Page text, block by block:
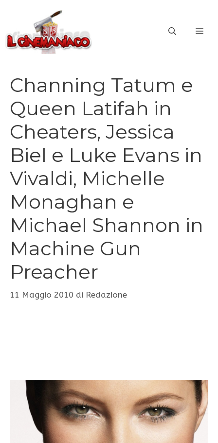
contenuto
Channing Tatum e
Queen Latifah in
Cheaters, Jessica
Biel e Luke Evans in
Vivaldi, Michelle
Monaghan e
Michael Shannon in
Machine Gun
Preacher
11 Maggio 2010 di Redazione